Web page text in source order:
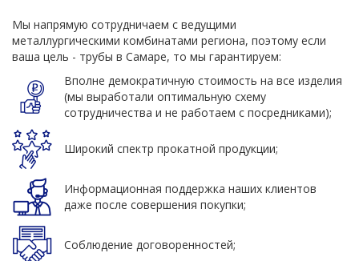
Мы напрямую сотрудничаем с ведущими
металлургическими комбинатами региона, поэтому если
ваша цель - трубы в Самаре, то мы гарантируем:
Вполне демократичную стоимость на все изделия
(мы выработали оптимальную схему
сотрудничества и не работаем с посредниками);
Широкий спектр прокатной продукции;
Информационная поддержка наших клиентов
даже после совершения покупки;
Соблюдение договоренностей;